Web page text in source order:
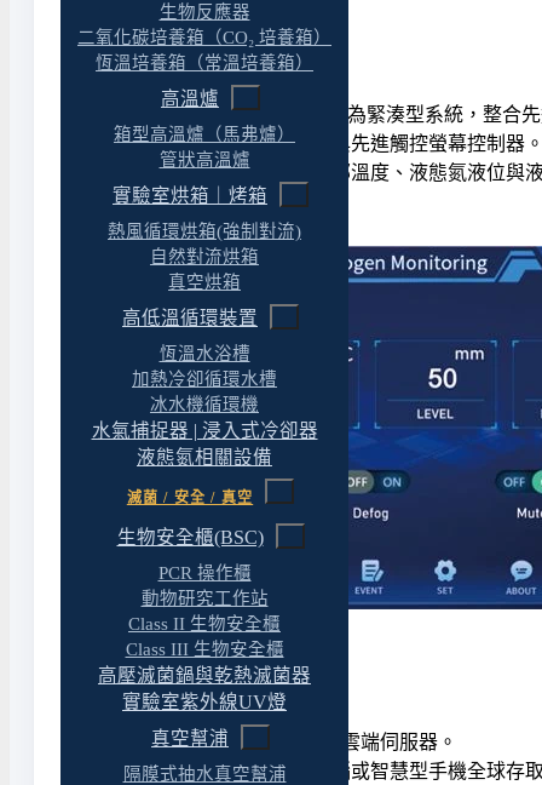
生物反應器
二氧化碳培養箱（CO₂ 培養箱）
恆溫培養箱（常溫培養箱）
高溫爐
箱型高溫爐（馬弗爐）
管狀高溫爐
實驗室烘箱｜烤箱
熱風循環烘箱(強制對流)
自然對流烘箱
真空烘箱
高低溫循環裝置
恆溫水浴槽
加熱冷卻循環水槽
冰水機循環機
水氣捕捉器 | 浸入式冷卻器
液態氮相關設備
滅菌 / 安全 / 真空
生物安全櫃(BSC)
PCR 操作櫃
動物研究工作站
Class II 生物安全櫃
Class III 生物安全櫃
高壓滅菌鍋與乾熱滅菌器
實驗室紫外線UV燈
真空幫浦
隔膜式抽水真空幫浦
先進控制系統
CryoLite 系列超低溫冷凍櫃為緊湊型系統，整合
結合鋁製杜瓦瓶的高效率與先進觸控螢幕控制器
首頁可顯示頂部溫度、底部溫度、液態氮液位與
連線（選配）
Wi-Fi 連線可將資料傳輸至雲端伺服器。
可透過個人電腦、平板電腦或智慧型手機全球存